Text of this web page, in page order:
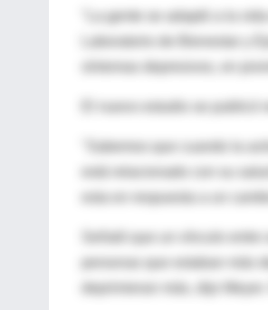
"La gente se adaptó a la
Laboratorio de Bienestar y
síntomas depresivos, en
"Sabemos que cuando la
está relacionado con su
esta en respuesta a un
deprimieran más, dijo